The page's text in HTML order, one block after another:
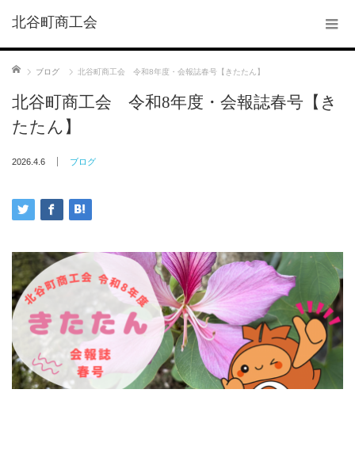
北谷町商工会
ホーム ブログ 北谷町商工会 令和8年度・会報誌春号【きたたん】
北谷町商工会 令和8年度・会報誌春号【き
たたん】
2026.4.6 ブログ